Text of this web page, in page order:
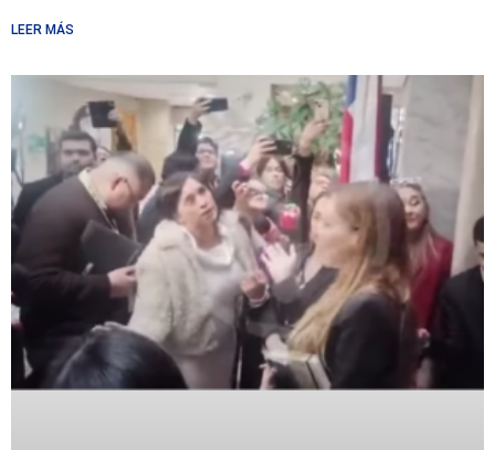
LEER MÁS